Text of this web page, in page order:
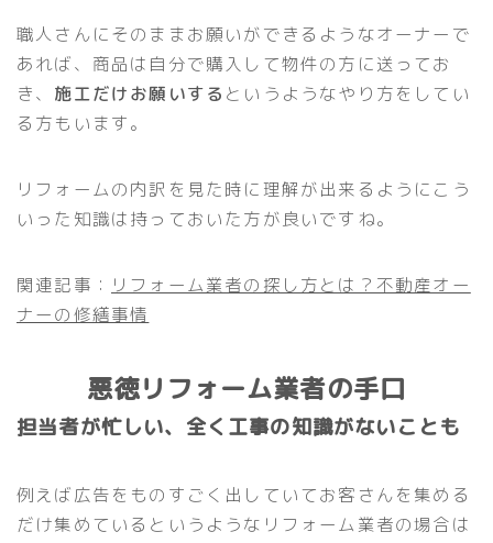
職人さんにそのままお願いができるようなオーナーで
あれば、商品は自分で購入して物件の方に送ってお
き、 施工だけお願いする というようなやり方をしてい
る方もいます。
リフォームの内訳を見た時に理解が出来るようにこう
いった知識は持っておいた方が良いですね。
関連記事： リフォーム業者の探し方とは？不動産オー
ナーの修繕事情
悪徳リフォーム業者の手口
担当者が忙しい、全く工事の知識がないことも
例えば広告をものすごく出していてお客さんを集める
だけ集めているというようなリフォーム業者の場合は